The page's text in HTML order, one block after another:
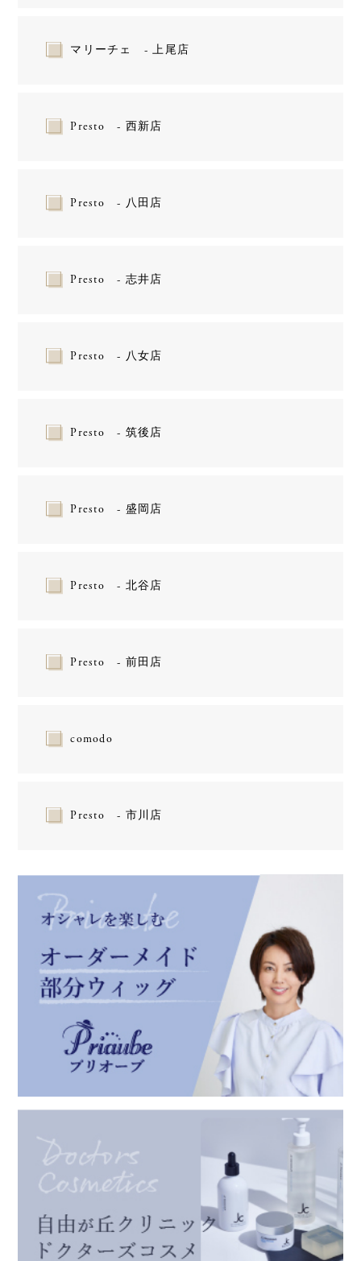
マリーチェ - 上尾店
Presto - 西新店
Presto - 八田店
Presto - 志井店
Presto - 八女店
Presto - 筑後店
Presto - 盛岡店
Presto - 北谷店
Presto - 前田店
comodo
Presto - 市川店